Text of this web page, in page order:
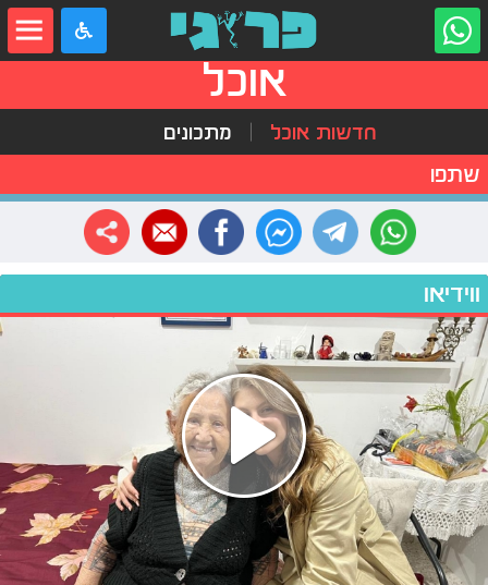
אוכל
חדשות אוכל מתכונים
שתפו
ווידיאו